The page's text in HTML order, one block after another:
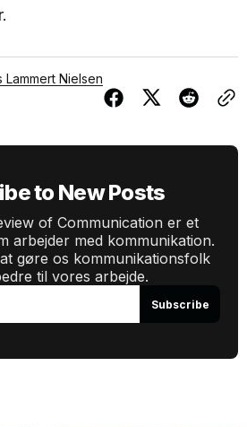
Lammert Nielsen
to New Posts
of Communication er et
arbejder med kommunikation.
gøre os kommunikationsfolk
til vores arbejde.
Subscribe